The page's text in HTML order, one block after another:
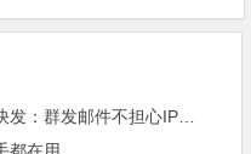
外贸邮件营销的免费工具——小满快发：群发邮件不担心IP被封